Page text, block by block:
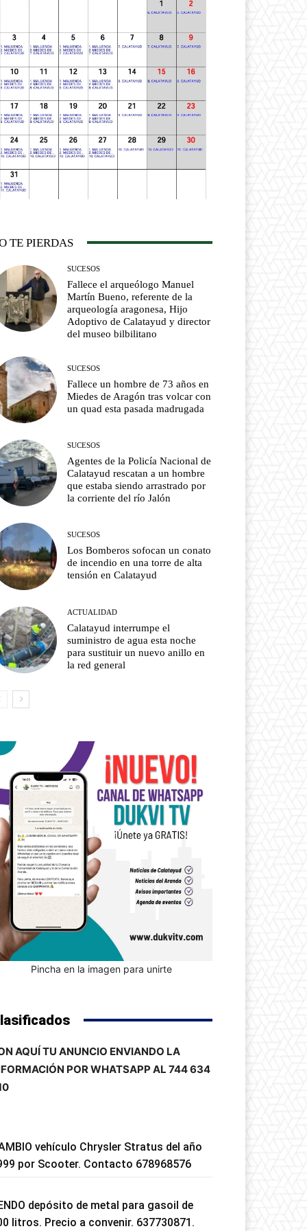
TE PIERDAS
SUCESOS
Fallece el arqueólogo Manuel
Martín Bueno, referente de la
arqueología aragonesa, Hijo
Adoptivo de Calatayud y director
del museo bilbilitano
SUCESOS
Fallece un hombre de 73 años en
Miedes de Aragón tras volcar con
un quad esta pasada madrugada
SUCESOS
Agentes de la Policía Nacional de
Calatayud rescatan a un hombre
que estaba siendo arrastrado por
la corriente del río Jalón
SUCESOS
Los Bomberos sofocan un conato
de incendio en una torre de alta
tensión en Calatayud
ACTUALIDAD
Calatayud interrumpe el
suministro de agua esta noche
para sustituir un nuevo anillo en
la red general
Pincha en la imagen para unirte
AQUÍ TU ANUNCIO ENVIANDO LA
POR WHATSAPP AL 744 634
vehículo Chrysler Stratus del año
por Scooter. Contacto 678968576
depósito de metal para gasoil de
litros. Precio a convenir. 637730871.